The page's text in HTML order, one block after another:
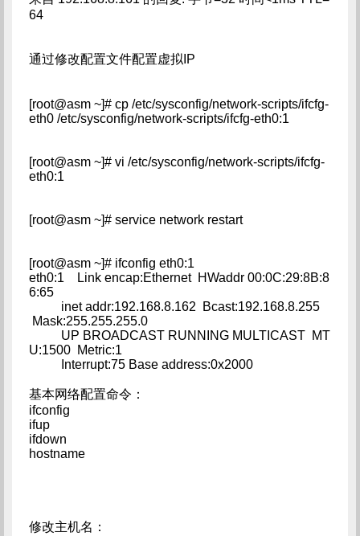
64
通过修改配置文件配置虚拟IP
[root@asm ~]# cp /etc/sysconfig/network-scripts/ifcfg-
eth0 /etc/sysconfig/network-scripts/ifcfg-eth0:1
[root@asm ~]# vi /etc/sysconfig/network-scripts/ifcfg-
eth0:1
[root@asm ~]# service network restart
[root@asm ~]# ifconfig eth0:1
eth0:1 Link encap:Ethernet HWaddr 00:0C:29:8B:8
6:65
inet addr:192.168.8.162 Bcast:192.168.8.255
Mask:255.255.255.0
UP BROADCAST RUNNING MULTICAST MT
U:1500 Metric:1
Interrupt:75 Base address:0x2000
基本网络配置命令：
ifconfig
ifup
ifdown
hostname
修改主机名：